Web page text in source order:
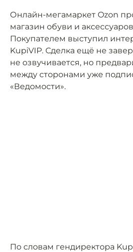
Онлайн-мегамаркет Ozon
магазин обуви и
Покупателем выступил
KupiVIP. Сделка ещё не
не озвучивается, но
между сторонами уже
«Ведомости».
По словам гендиректора